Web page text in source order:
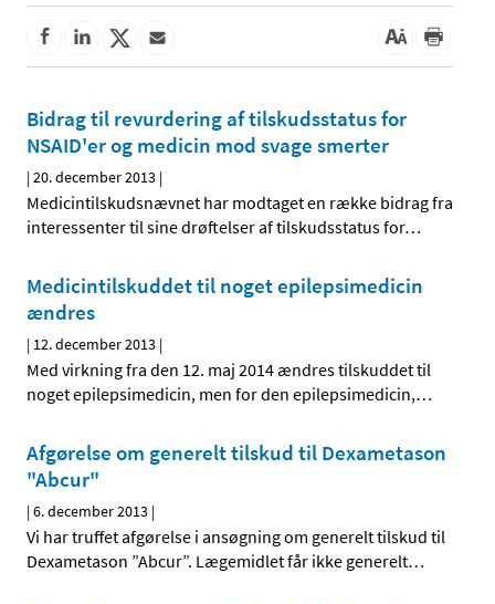
Bidrag til revurdering af tilskudsstatus for
NSAID'er og medicin mod svage smerter
|20. december 2013 |
Medicintilskudsnævnet har modtaget en række bidrag fra
interessenter til sine drøftelser af tilskudsstatus for…
Medicintilskuddet til noget epilepsimedicin
ændres
| 12. december 2013 |
Med virkning fra den 12. maj 2014 ændres tilskuddet til
noget epilepsimedicin, men for den epilepsimedicin,…
Afgørelse om generelt tilskud til Dexametason
"Abcur"
|6. december 2013 |
Vi har truffet afgørelse i ansøgning om generelt tilskud til
Dexametason ”Abcur”. Lægemidlet får ikke generelt…